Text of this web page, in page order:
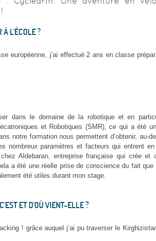
À L'ÉCOLE ?
européenne, j’ai effectué 2 ans en classe
dans le domaine de la robotique et en
et Robotiques (SMR), ce qui a été
notre formation nous permettent d’obtenir, au-
nombreux paramètres et facteurs qui entrent
Aldebaran, entreprise française qui crée et
a été une réelle prise de conscience du fait
été utiles durant mon stage.
ET D'OÙ VIENT-ELLE ?
! grâce auquel j’ai pu traverser le